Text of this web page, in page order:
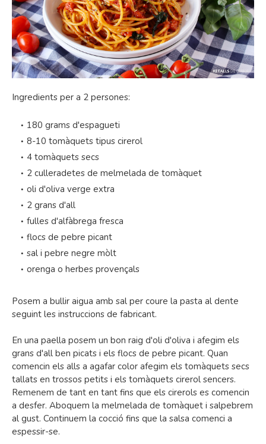
Ingredients per a 2 persones:
180 grams d'espagueti
8-10 tomàquets tipus cirerol
4 tomàquets secs
2 culleradetes de melmelada de tomàquet
oli d'oliva verge extra
2 grans d'all
fulles d'alfàbrega fresca
flocs de pebre picant
sal i pebre negre mòlt
orenga o herbes provençals
Posem a bullir aigua amb sal per coure la pasta al dente
seguint les instruccions de fabricant.
En una paella posem un bon raig d'oli d'oliva i afegim els
grans d'all ben picats i els flocs de pebre picant. Quan
comencin els alls a agafar color afegim els tomàquets secs
tallats en trossos petits i els tomàquets cirerol sencers.
Remenem de tant en tant fins que els cirerols es comencin
a desfer. Aboquem la melmelada de tomàquet i salpebrem
al gust. Continuem la cocció fins que la salsa comenci a
espessir-se.